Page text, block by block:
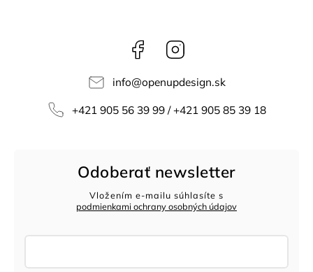
Facebook
info@openupdesign.sk
+421 905 56 39 99 / +421 905 85 39 18
Odoberať newsletter
Vložením e-mailu súhlasíte s
podmienkami ochrany osobných údajov